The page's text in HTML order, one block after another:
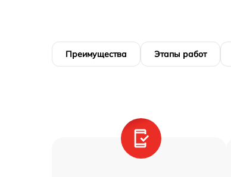
Преимущества Этапы работ